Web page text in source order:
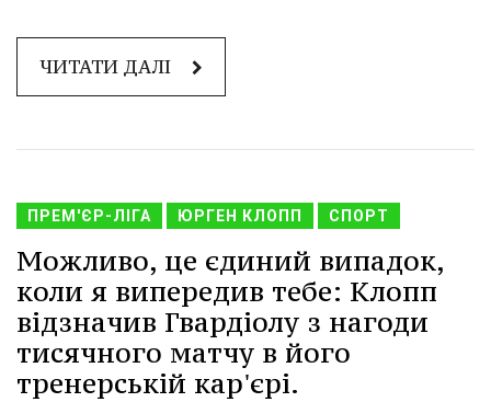
ЧИТАТИ ДАЛІ
ПРЕМ'ЄР-ЛІГА ЮРГЕН КЛОПП СПОРТ
Можливо, це єдиний випадок,
коли я випередив тебе: Клопп
відзначив Гвардіолу з нагоди
тисячного матчу в його
тренерській кар'єрі.